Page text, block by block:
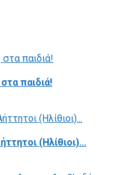
παιδιά!
(Ηλίθιοι)...